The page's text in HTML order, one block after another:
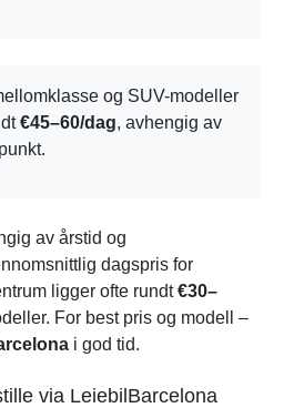
og SUV-modeller
€45–60/dag, avhengig av
av årstid og
dagspris for
ligger ofte rundt€30–
For best pris og modell –
i god tid.
via LeiebilBarcelona